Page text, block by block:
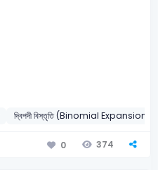
দ্বিপদী বিস্তৃতি (Binomial Expansions)
0 374